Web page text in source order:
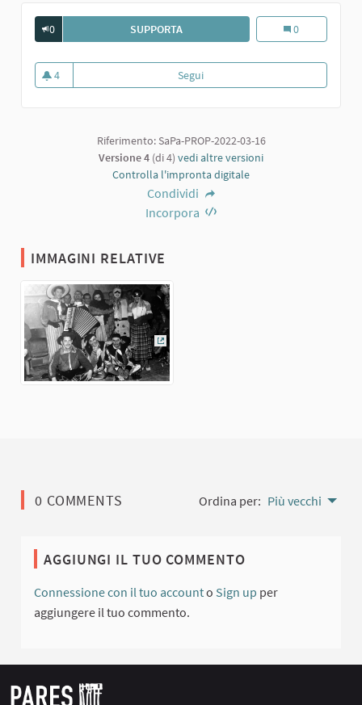
0 SUPPORTAGRUPPO MASCHERATO AL TOPO
Gruppo
0
4
4 sostenitori
Segui
Riferimento: SaPa-PROP-2022-03-16
Versione 4 (di 4) vedi altre versioni
Controlla l'impronta digitale
Condividi
Incorpora
IMMAGINI RELATIVE
(Collegamento esterno)
0 COMMENTS Ordina per: Più vecchi
AGGIUNGI IL TUO COMMENTO
Connessione con il tuo accounto Sign up per
aggiungere il tuo commento.